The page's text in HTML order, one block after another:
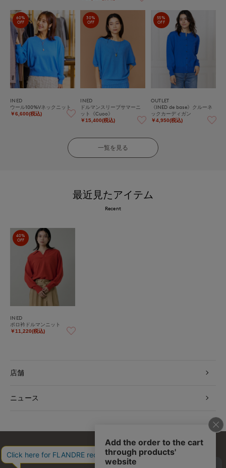
60%
OFF
INED
ウール100%Vネックニット
￥6,600(税込)
30%
OFF
INED
ドルマンスリーブサマーニ
ット《Cuoo》
￥15,400(税込)
55%
OFF
OUTLET
《INED de base》クルーネ
ックカーディガン
￥4,950(税込)
一覧を見る
最近見たアイテム
Recent
40%
OFF
INED
ポロ衿ドルマンニット
￥11,220(税込)
店舗
ニュース